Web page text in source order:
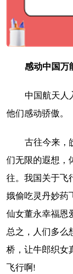
感动中国万
中国航天人
他们感动骄傲。
古往今来，
们无限的遐想，
往。我国关于飞
娥偷吃灵丹妙药
仙女董永幸福
总之，人们多么
桥，让牛郎织女
飞行啊!